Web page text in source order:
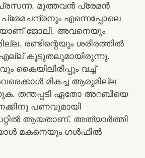
മൂത്തവന്‍ പ്രേമന്‍
പ്രേമചന്ദ്രനും എന്നെപ്പോലെ
ജോലി. അവനെയും
രണ്ടിന്റെയും ശരീരത്തില്‍
എല്ല് കൂടുതലുമായിരുന്നു.
കൈയിലിരിപ്പും വച്ച്
മികച്ച ആരുമില്ല
തന്തപ്പടി ഏതോ അറബിയെ
പണവുമായി
ആയതാണ്. അത്യാര്‍ത്തി
മകനെയും ഗള്‍ഫില്‍